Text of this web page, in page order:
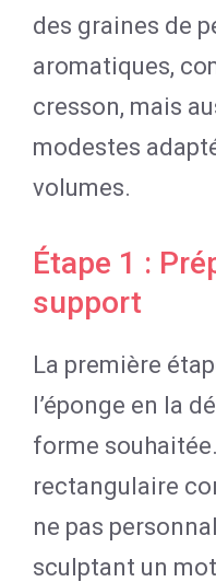
des graines de
aromatiques,
cresson, mais
modestes
volumes.
Étape 1 :
support
La première
l’éponge en la
forme
rectangulaire
ne pas
sculptant un